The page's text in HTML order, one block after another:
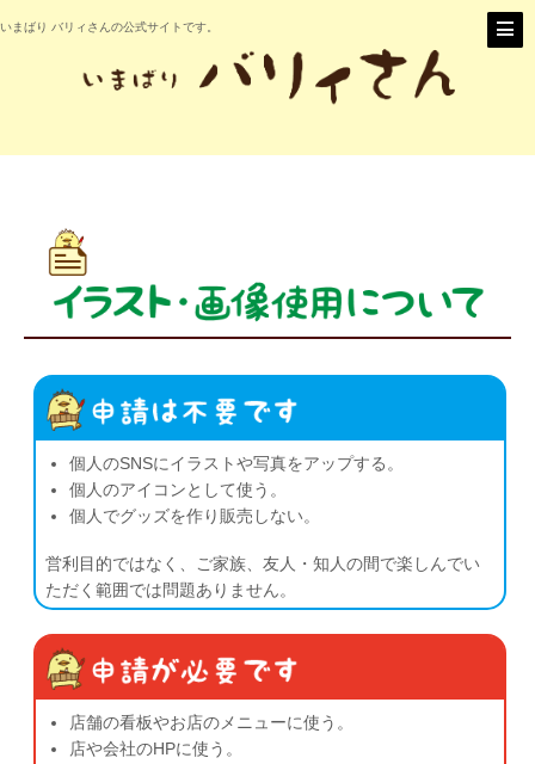
いまばり バリィさんの公式サイトです。
個人のSNSにイラストや写真をアップする。
個人のアイコンとして使う。
個人でグッズを作り販売しない。
営利目的ではなく、ご家族、友人・知人の間で楽しんでい
ただく範囲では問題ありません。
店舗の看板やお店のメニューに使う。
店や会社のHPに使う。